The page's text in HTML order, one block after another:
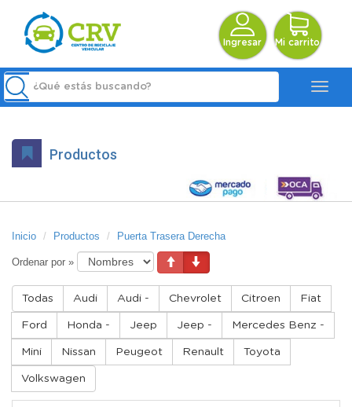
Ingresar Mi carrito
Productos
Inicio Productos Puerta Trasera Derecha
Ordenar por »
Todas Audi Audi - Chevrolet Citroen Fiat
Ford Honda - Jeep Jeep - Mercedes Benz -
Mini Nissan Peugeot Renault Toyota
Volkswagen